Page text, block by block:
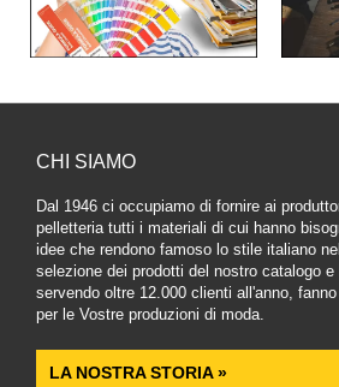
CHI SIAMO
Dal 1946 ci occupiamo di fornire ai
pelletteria tutti i materiali di cui hanno
idee che rendono famoso lo stile italiano
selezione dei prodotti del nostro catalogo
servendo oltre 12.000 clienti all'anno,
per le Vostre produzioni di moda.
LA NOSTRA STORIA »